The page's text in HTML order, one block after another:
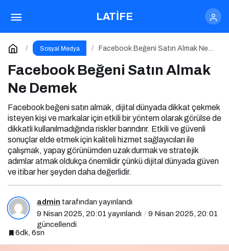
LATİFE
Sosyal Medya
Facebook Beğeni Satın Almak Ne
Facebook Beğeni Satın Almak
Ne Demek
Facebook beğeni satın almak, dijital dünyada dikkat çekmek
isteyen kişi ve markalar için etkili bir yöntem olarak görülse de
dikkatli kullanılmadığında riskler barındırır. Etkili ve güvenli
sonuçlar elde etmek için kaliteli hizmet sağlayıcıları ile
çalışmak, yapay görünümden uzak durmak ve stratejik
adımlar atmak oldukça önemlidir çünkü dijital dünyada güven
ve itibar her şeyden daha değerlidir.
admin tarafından yayınlandı
9 Nisan 2025, 20:01 yayınlandı
9 Nisan 2025, 20:01
güncellendi
6dk, 6sn
Facebook Beğeni Satın Almak Ne Demek
Yorum Yap